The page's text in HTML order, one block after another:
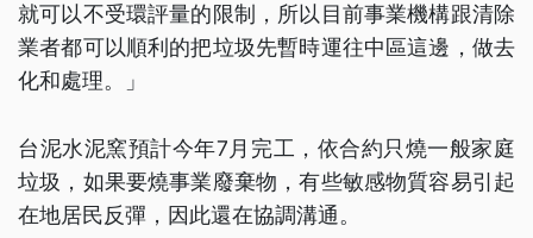
就可以不受環評量的限制，所以目前事業機構跟清除
業者都可以順利的把垃圾先暫時運往中區這邊，做去
化和處理。」
台泥水泥窯預計今年7月完工，依合約只燒一般家庭
垃圾，如果要燒事業廢棄物，有些敏感物質容易引起
在地居民反彈，因此還在協調溝通。